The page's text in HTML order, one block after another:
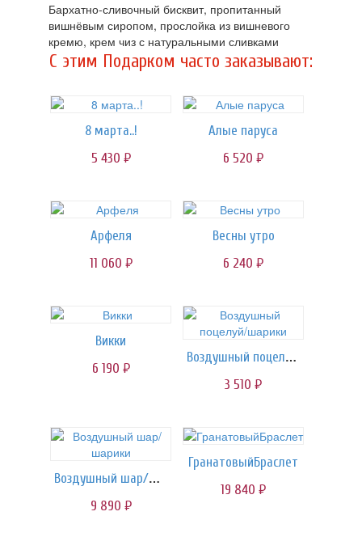
Бархатно-сливочный бисквит, пропитанный
вишнёвым сиропом, прослойка из вишневого
кремю, крем чиз с натуральными сливками
C этим Подарком часто заказывают:
8 марта..!
5 430 руб.
Алые паруса
6 520 руб.
Арфеля
11 060 руб.
Весны утро
6 240 руб.
Викки
6 190 руб.
Воздушный поцелуй/шарики
3 510 руб.
Воздушный шар/шарики
9 890 руб.
ГранатовыйБраслет
19 840 руб.